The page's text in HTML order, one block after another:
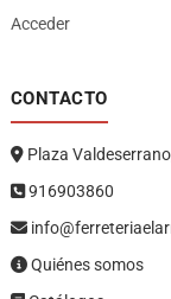
Acceder
CONTACTO
Plaza
916903860
Quiénes somos